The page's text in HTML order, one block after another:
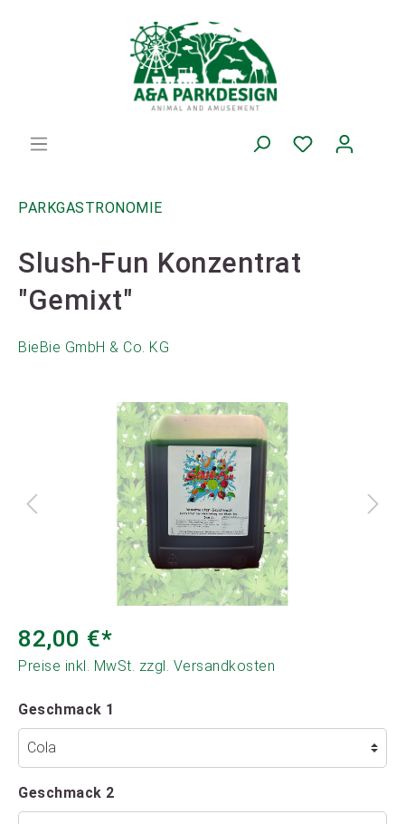
PARKGASTRONOMIE
Slush-Fun Konzentrat
"Gemixt"
BieBie GmbH & Co. KG
82,00 €*
Preise inkl. MwSt. zzgl. Versandkosten
Geschmack 1
Geschmack 2